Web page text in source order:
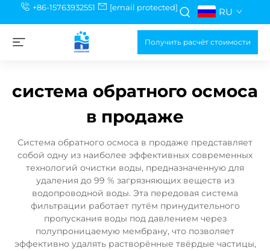
+86-15763932551 [email protected] RU
Получить расчёт стоимости
система обратного осмоса
в продаже
Система обратного осмоса в продаже представляет
собой одну из наиболее эффективных современных
технологий очистки воды, предназначенную для
удаления до 99 % загрязняющих веществ из
водопроводной воды. Эта передовая система
фильтрации работает путём принудительного
пропускания воды под давлением через
полупроницаемую мембрану, что позволяет
эффективно удалять растворённые твёрдые частицы,